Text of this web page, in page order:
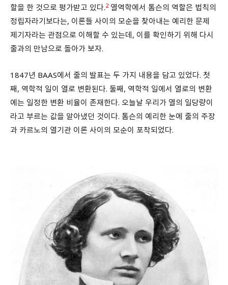
할을 한 것으로 평가받고 있다.2열역학에서 톰슨의 역할은 법칙의
정립자라기보다는, 이론들 사이의 모순을 찾아내는 예리한 문제
제기자라는 관점으로 이해할 수 있는데, 이를 확인하기 위해 다시
줄과의 만남으로 돌아가 보자.
1847년 BAAS에서 줄의 발표는 두 가지 내용을 담고 있었다. 첫
째, 역학적 일이 열로 변환된다. 둘째, 역학적 일에서 열로의 변환
에는 일정한 변환 비율이 존재한다. 오늘날 우리가 열의 일당량이
라고 부르는 값을 알아냈던 것이다. 톰슨의 예리한 눈에 줄의 주장
과 카르노의 열기관 이론 사이의 모순이 포착되었다.